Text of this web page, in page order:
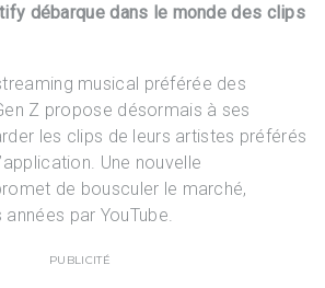
débarque dans le monde des clips
musical préférée des
Z propose désormais à ses
les clips de leurs artistes préférés
Une nouvelle
de bousculer le marché,
par YouTube.
PUBLICITÉ